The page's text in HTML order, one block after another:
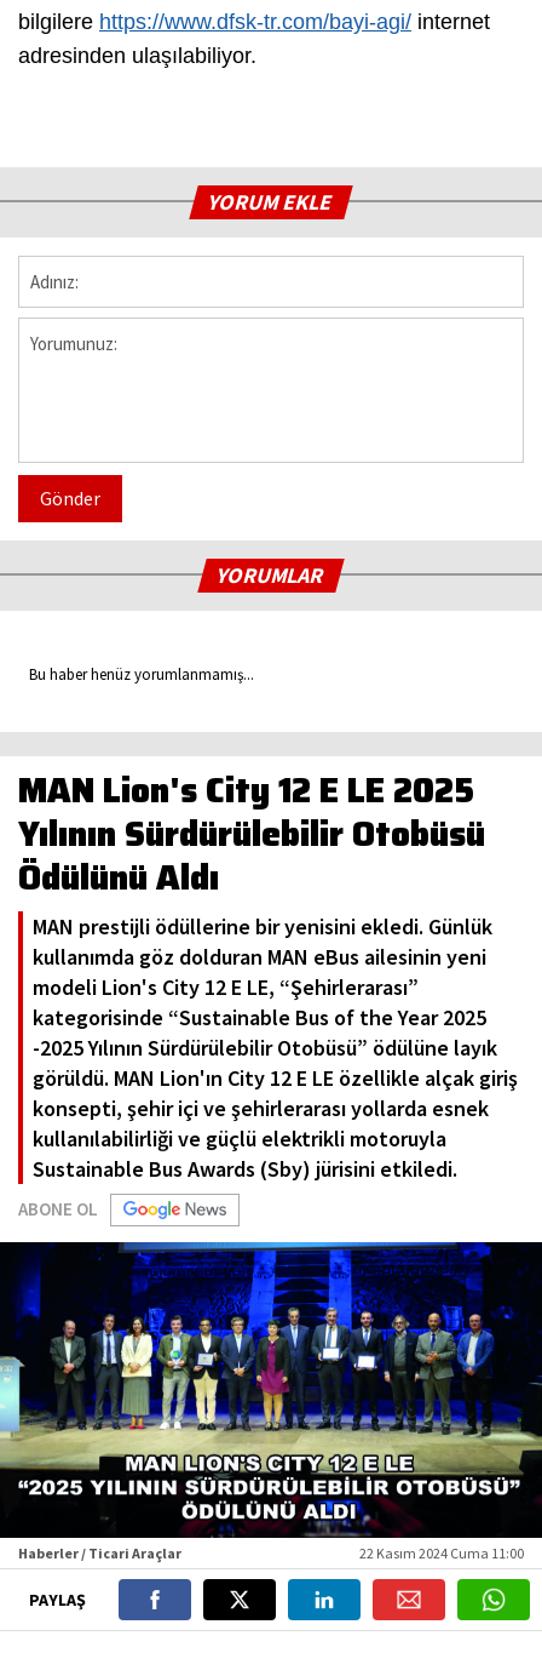
bilgilere https://www.dfsk-tr.com/bayi-agi/ internet
adresinden ulaşılabiliyor.
YORUM EKLE
Gönder
YORUMLAR
Bu haber henüz yorumlanmamış...
MAN Lion's City 12 E LE 2025
Yılının Sürdürülebilir Otobüsü
Ödülünü Aldı
MAN prestijli ödüllerine bir yenisini ekledi. Günlük
kullanımda göz dolduran MAN eBus ailesinin yeni
modeli Lion's City 12 E LE, “Şehirlerarası”
kategorisinde “Sustainable Bus of the Year 2025
-2025 Yılının Sürdürülebilir Otobüsü” ödülüne layık
görüldü. MAN Lion'ın City 12 E LE özellikle alçak giriş
konsepti, şehir içi ve şehirlerarası yollarda esnek
kullanılabilirliği ve güçlü elektrikli motoruyla
Sustainable Bus Awards (Sby) jürisini etkiledi.
ABONE OL
Haberler / Ticari Araçlar 22 Kasım 2024 Cuma 11:00
PAYLAŞ